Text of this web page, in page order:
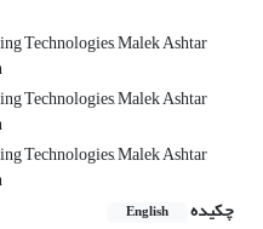
Technologies, Malek Ashtar
Technologies, Malek Ashtar
Technologies, Malek Ashtar
چکیده
English